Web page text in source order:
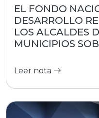
EL FONDO
DESARROLLO
LOS ALCALDES
MUNICIPIOS
Leer nota